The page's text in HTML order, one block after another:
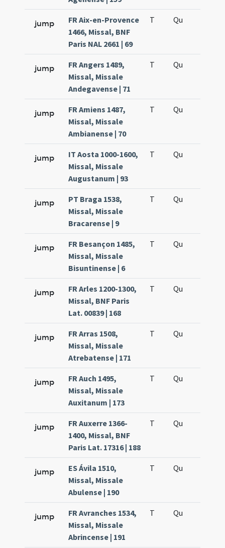
jump
FR Aix-en-Provence
1466, Missal, BNF
Paris NAL 2661 | 69
T Qu
jump
FR Angers 1489,
Missal, Missale
Andegavense | 71
T Qu
jump
FR Amiens 1487,
Missal, Missale
Ambianense | 70
T Qu
jump
IT Aosta 1000-1600,
Missal, Missale
Augustanum | 93
T Qu
jump
PT Braga 1538,
Missal, Missale
Bracarense | 9
T Qu
jump
FR Besançon 1485,
Missal, Missale
Bisuntinense | 6
T Qu
jump
FR Arles 1200-1300,
Missal, BNF Paris
Lat. 00839 | 168
T Qu
jump
FR Arras 1508,
Missal, Missale
Atrebatense | 171
T Qu
jump
FR Auch 1495,
Missal, Missale
Auxitanum | 173
T Qu
jump
FR Auxerre 1366-
1400, Missal, BNF
Paris Lat. 17316 | 188
T Qu
jump
ES Ávila 1510,
Missal, Missale
Abulense | 190
T Qu
jump
FR Avranches 1534,
Missal, Missale
Abrincense | 191
T Qu